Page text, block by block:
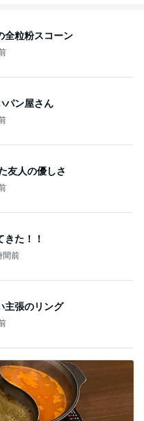
全粒粉スコーン
パン屋さん
友人の優しさ
た！！
間前
主張のリング